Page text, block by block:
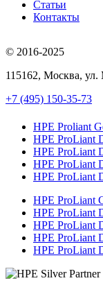
Статьи
Контакты
© 2016-2025
115162, Москва, ул.
+7 (495) 150-35-73
HPE Proliant
HPE ProLiant
HPE ProLiant
HPE ProLiant
HPE ProLiant
HPE ProLiant
HPE ProLiant
HPE ProLiant
HPE ProLiant
HPE ProLiant